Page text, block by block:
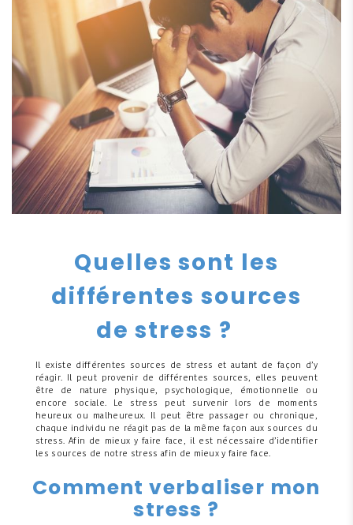
Quelles sont les
différentes sources
de stress ?
Il existe différentes sources de stress et autant de façon d’y
réagir. Il peut provenir de différentes sources, elles peuvent
être de nature physique, psychologique, émotionnelle ou
encore sociale. Le stress peut survenir lors de moments
heureux ou malheureux. Il peut être passager ou chronique,
chaque individu ne réagit pas de la même façon aux sources du
stress. Afin de mieux y faire face, il est nécessaire d’identifier
les sources de notre stress afin de mieux y faire face.
Comment verbaliser mon
stress ?